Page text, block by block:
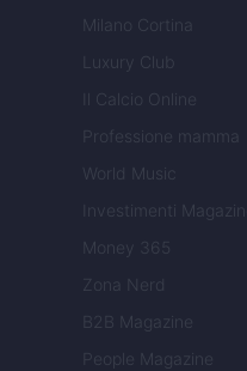
Milano Cortina
Luxury Club
Il Calcio Online
Professione mamma
World Music
Investimenti Magazine
Money 365
Zona Nerd
B2B Magazine
People Magazine